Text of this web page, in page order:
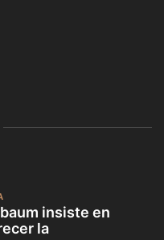
insiste en
la